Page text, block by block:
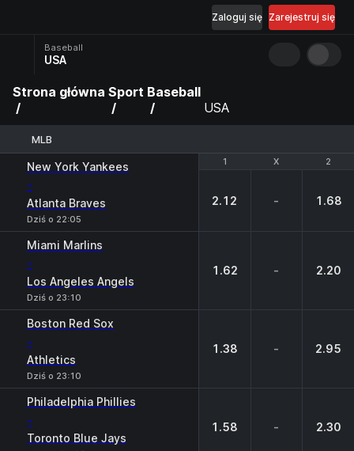
Zarejestruj się
Zaloguj się
Baseball
USA
Strona główna Sport Baseball
USA
MLB
1 X 2
New York Yankees
-
Atlanta Braves
Dziś o 22:05
1 X 2
2.12 - 1.68
Miami Marlins
-
Los Angeles Angels
Dziś o 23:10
1.62 - 2.20
Boston Red Sox
-
Athletics
Dziś o 23:10
1.38 - 2.95
Philadelphia Phillies
-
Toronto Blue Jays
1.58 - 2.30